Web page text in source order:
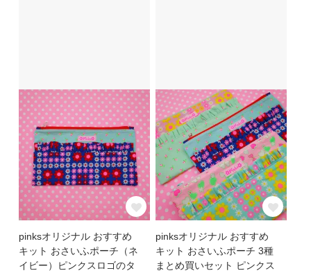
pinksオリジナル おすすめ
キット おさいふポーチ（ネ
イビー）ピンクスロゴのタ
pinksオリジナル おすすめ
キット おさいふポーチ 3種
まとめ買いセット ピンクス